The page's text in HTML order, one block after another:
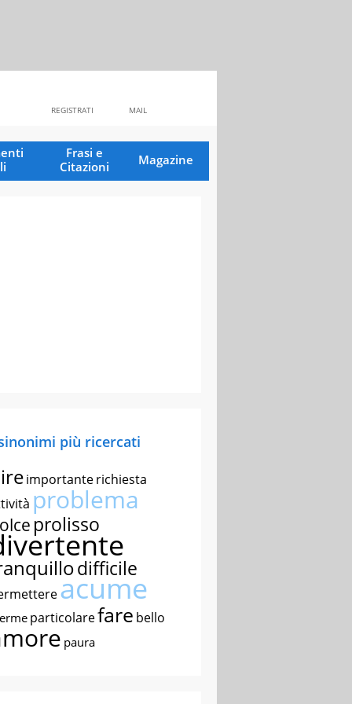
MAIL
REGISTRATI
Frasi e
Citazioni
Magazine
più ricercati
importanterichiesta
problema
prolisso
difficile
acume
particolarefare bello
paura